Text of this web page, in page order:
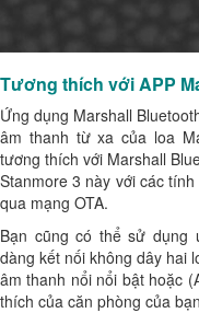
Tương thích với APP
Ứng dụng Marshall
âm thanh từ xa của loa
tương thích với Marshall
Stanmore 3 này với các
qua mạng OTA.
Bạn cũng có thể sử dụng
dàng kết nối không dây hai
âm thanh nổi nổi bật hoặc
thích của căn phòng của